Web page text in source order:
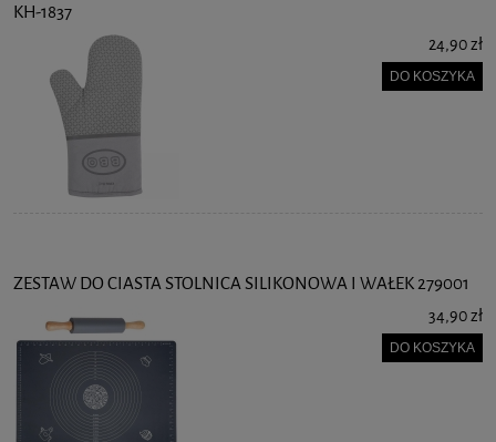
KH-1837
24,90 zł
DO KOSZYKA
ZESTAW DO CIASTA STOLNICA SILIKONOWA I WAŁEK 279001
34,90 zł
DO KOSZYKA